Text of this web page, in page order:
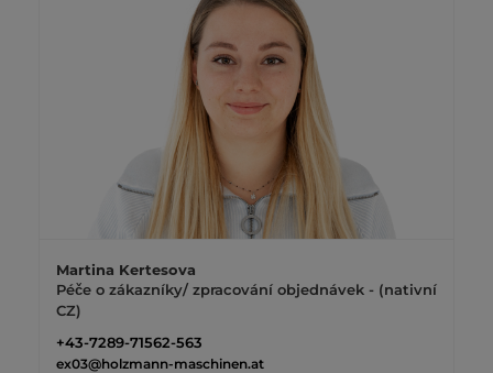
Martina Kertesova
Péče o zákazníky/ zpracování objednávek - (nativní
CZ)
+43-7289-71562-563
ex03@holzmann-maschinen.at